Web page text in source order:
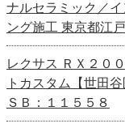
ナルセラミック／
ング施工 東京都江
レクサス ＲＸ２０
トカスタム【世田
ＳＢ：１１５５８